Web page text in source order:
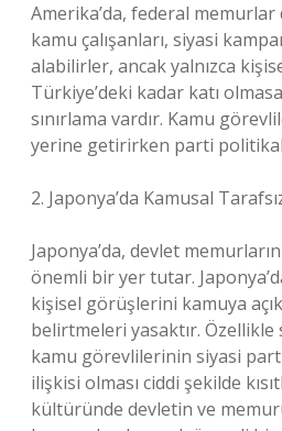
Amerika’da, federal
kamu çalışanları, siyasi
alabilirler, ancak yalnızca
Türkiye’deki kadar katı
sınırlama vardır. Kamu
yerine getirirken parti
2. Japonya’da Kamusal
Japonya’da, devlet
önemli bir yer tutar.
kişisel görüşlerini kamuya
belirtmeleri yasaktır.
kamu görevlilerinin siyasi
ilişkisi olması ciddi şekilde
kültüründe devletin ve